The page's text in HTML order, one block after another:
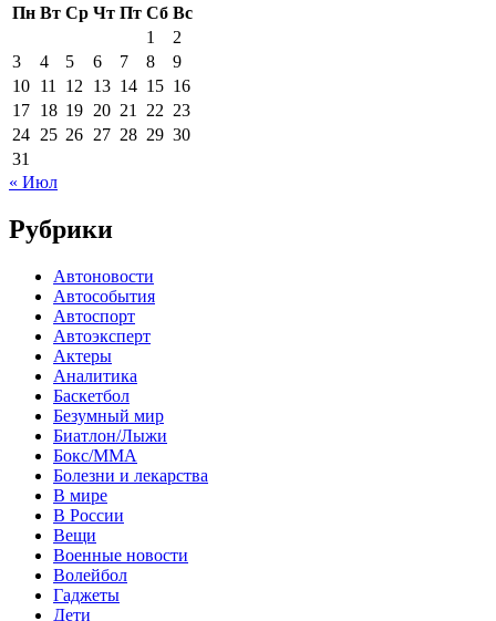
Пн Вт Ср Чт Пт Сб Вс
1
2
3
4 5 6 7 8
9
10 11 12 13 14 15 16
17 18 19 20 21 22 23
24 25 26 27 28 29 30
31
« Июл
Рубрики
Автоновости
Автособытия
Автоспорт
Автоэксперт
Актеры
Аналитика
Баскетбол
Безумный мир
Биатлон/Лыжи
Бокс/MMA
Болезни и лекарства
В мире
В России
Вещи
Военные новости
Волейбол
Гаджеты
Дети